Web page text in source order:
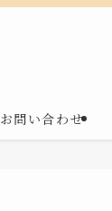
お問い合わせ